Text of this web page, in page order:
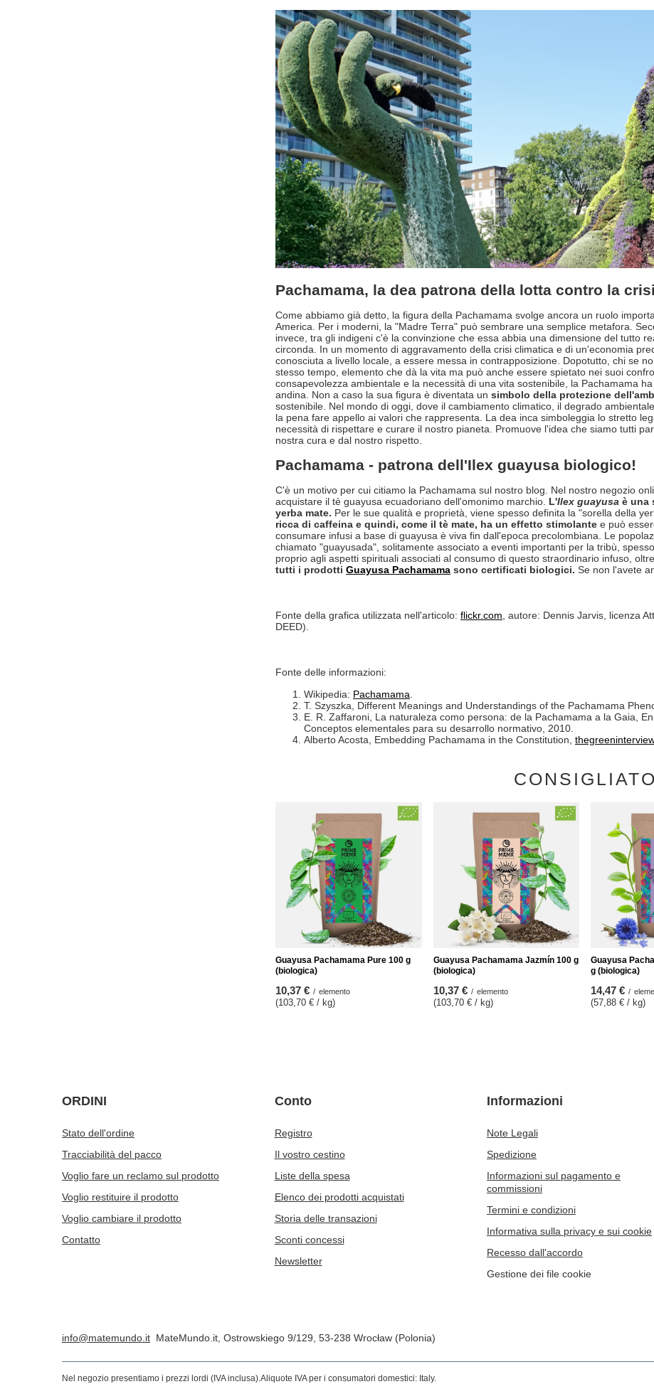
Pachamama, la dea patrona della lotta contro la
Come abbiamo già detto, la figura della Pachamama svolge ancora un ruolo
America. Per i moderni, la "Madre Terra" può sembrare una semplice metafora.
invece, tra gli indigeni c'è la convinzione che essa abbia una dimensione del tutto
circonda. In un momento di aggravamento della crisi climatica e di un'economia
conosciuta a livello locale, a essere messa in contrapposizione. Dopotutto, chi se
stesso tempo, elemento che dà la vita ma può anche essere spietato nei suoi
consapevolezza ambientale e la necessità di una vita sostenibile, la Pachamama
andina. Non a caso la sua figura è diventata un simbolo della protezione
sostenibile. Nel mondo di oggi, dove il cambiamento climatico, il degrado
la pena fare appello ai valori che rappresenta. La dea inca simboleggia lo stretto
necessità di rispettare e curare il nostro pianeta. Promuove l'idea che siamo tutti
nostra cura e dal nostro rispetto.
Pachamama - patrona dell'Ilex guayusa biologico!
C'è un motivo per cui citiamo la Pachamama sul nostro blog. Nel nostro negozio
acquistare il tè guayusa ecuadoriano dell'omonimo marchio. L'Ilex guayusa è una
yerba mate. Per le sue qualità e proprietà, viene spesso definita la "sorella della
ricca di caffeina e quindi, come il tè mate, ha un effetto stimolante e può
consumare infusi a base di guayusa è viva fin dall'epoca precolombiana. Le
chiamato "guayusada", solitamente associato a eventi importanti per la tribù,
proprio agli aspetti spirituali associati al consumo di questo straordinario infuso,
tutti i prodotti Guayusa Pachamama sono certificati biologici. Se non l'avete
Fonte della grafica utilizzata nell'articolo: flickr.com , autore: Dennis Jarvis, licenza
DEED).
Fonte delle informazioni:
Wikipedia: Pachamama
T. Szyszka, Different Meanings and Understandings of the Pachamama
E. R. Zaffaroni, La naturaleza como persona: de la Pachamama a la Gaia,
Conceptos elementales para su desarrollo normativo, 2010.
Alberto Acosta, Embedding Pachamama in the Constitution,
CONSIGLIATO
Guayusa Pachamama Pure 100 g
(biologica)
10,37 € / elemento
(103,70 € / kg)
Guayusa Pachamama Jazmín 100 g
(biologica)
10,37 € / elemento
(103,70 € / kg)
Guayusa
g (biologica)
14,47 € /
(57,88 € / kg)
ORDINI
Stato dell'ordine
Tracciabilità del pacco
Voglio fare un reclamo sul prodotto
Voglio restituire il prodotto
Voglio cambiare il prodotto
Contatto
Conto
Registro
Il vostro cestino
Liste della spesa
Elenco dei prodotti acquistati
Storia delle transazioni
Sconti concessi
Newsletter
Informazioni
Note Legali
Spedizione
Informazioni sul pagamento e
commissioni
Termini e condizioni
Informativa sulla privacy e sui cookie
Recesso dall'accordo
Gestione dei file cookie
info@matemundo.it MateMundo.it Ostrowskiego 9/129 53-238 Wrocław (Polonia)
Nel negozio presentiamo i prezzi lordi (IVA inclusa).Aliquote IVA per i consumatori domestici: Italy.